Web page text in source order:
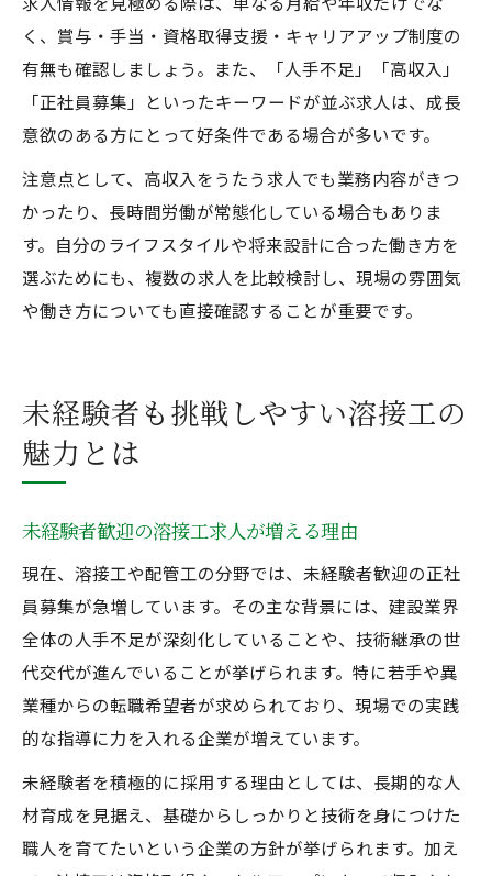
く、賞与・手当・資格取得支援・キャリアアップ制度の
有無も確認しましょう。また、「人手不足」「高収入」
「正社員募集」といったキーワードが並ぶ求人は、成長
意欲のある方にとって好条件である場合が多いです。
注意点として、高収入をうたう求人でも業務内容がきつ
かったり、長時間労働が常態化している場合もありま
す。自分のライフスタイルや将来設計に合った働き方を
選ぶためにも、複数の求人を比較検討し、現場の雰囲気
や働き方についても直接確認することが重要です。
未経験者も挑戦しやすい溶接工の
魅力とは
未経験者歓迎の溶接工求人が増える理由
現在、溶接工や配管工の分野では、未経験者歓迎の正社
員募集が急増しています。その主な背景には、建設業界
全体の人手不足が深刻化していることや、技術継承の世
代交代が進んでいることが挙げられます。特に若手や異
業種からの転職希望者が求められており、現場での実践
的な指導に力を入れる企業が増えています。
未経験者を積極的に採用する理由としては、長期的な人
材育成を見据え、基礎からしっかりと技術を身につけた
職人を育てたいという企業の方針が挙げられます。加え